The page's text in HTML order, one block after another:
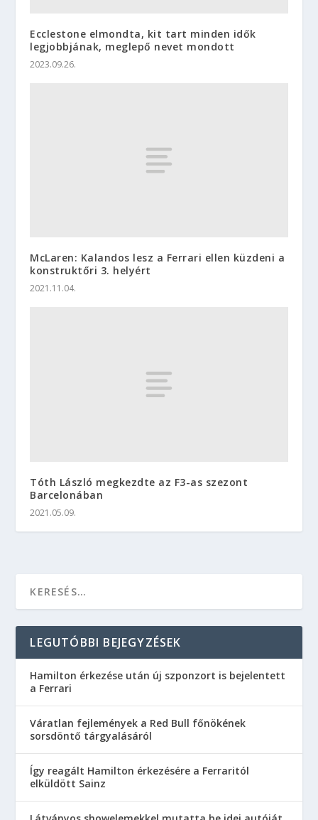
Ecclestone elmondta, kit tart minden idők
legjobbjának, meglepő nevet mondott
2023.09.26.
McLaren: Kalandos lesz a Ferrari ellen küzdeni a
konstruktőri 3. helyért
2021.11.04.
Tóth László megkezdte az F3-as szezont
Barcelonában
2021.05.09.
LEGUTÓBBI BEJEGYZÉSEK
Hamilton érkezése után új szponzort is bejelentett
a Ferrari
Váratlan fejlemények a Red Bull főnökének
sorsdöntő tárgyalásáról
Így reagált Hamilton érkezésére a Ferraritól
elküldött Sainz